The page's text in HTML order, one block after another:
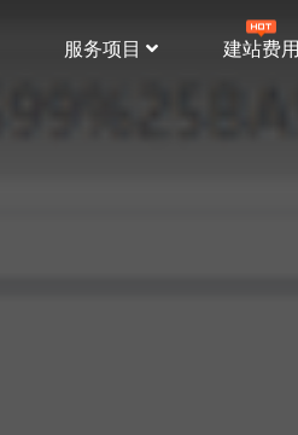
服务项目 建站费用